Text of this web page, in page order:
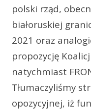
polski rząd,
białoruskiej
2021 oraz
propozycję
natychmiast
Tłumaczyliśmy
opozycyjnej, iż